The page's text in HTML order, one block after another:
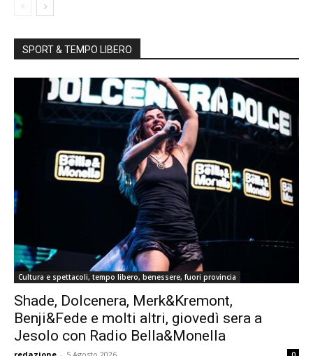
SPORT & TEMPO LIBERO
Cultura e spettacoli, tempo libero, benessere, fuori provincia
Shade, Dolcenera, Merk&Kremont,
Benji&Fede e molti altri, giovedì sera a
Jesolo con Radio Bella&Monella